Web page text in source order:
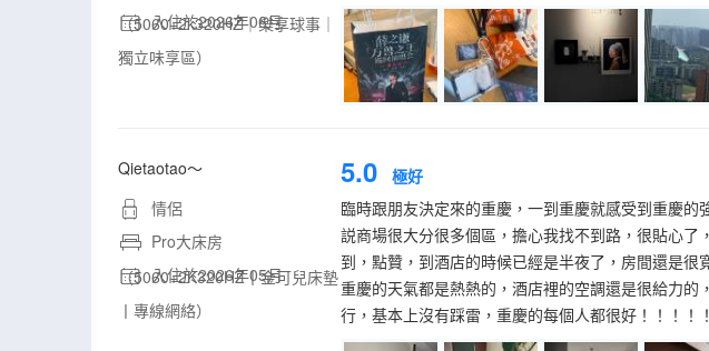
（5060+2k320HZ｜樂享球事｜
獨立味享區）
入住於2026年06月
Qietaotao～
情侶
Pro大床房
（5060+2K320HZ丨金可兒床墊
丨專線網絡）
入住於2026年05月
5.0 極好
臨時跟朋友決定來的重慶，一到重慶就感受到重慶
説商場很大分很多個區，擔心我找不到路，很貼心
到，點贊，到酒店的時候已經是半夜了，房間還是
重慶的天氣都是熱熱的，酒店裡的空調還是很給力
行，基本上沒有踩雷，重慶的每個人都很好！！！！